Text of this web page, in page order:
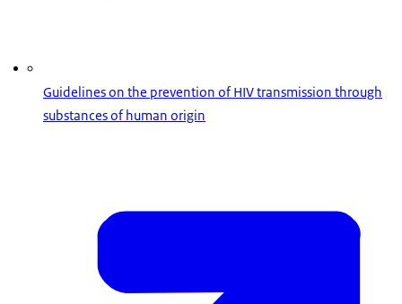
Guidelines on the prevention of HIV transmission through
substances of human origin